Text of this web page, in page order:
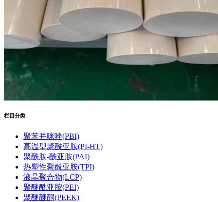
栏目分类
聚苯并咪唑(PBI)
高温型聚酰亚胺(PI-HT)
聚酰胺-酰亚胺(PAI)
热塑性聚酰亚胺(TPI)
液晶聚合物(LCP)
聚醚酰亚胺(PEI)
聚醚醚酮(PEEK)